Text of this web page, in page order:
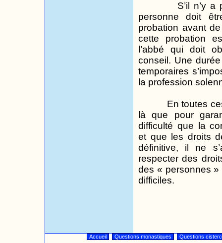
S’il n’y
personne doit
probation avant
cette probation
l’abbé qui doit
conseil. Une
temporaires
la profession
En toutes
là que pour
difficulté que la
et que les droits
définitive, il ne
respecter des
des « personnes
difficiles.
Accueil Questions monastiques Questions